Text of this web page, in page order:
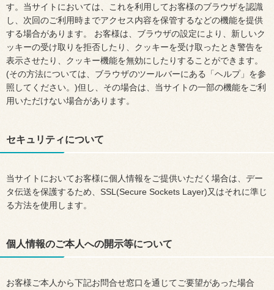
す。当サイトにおいては、これを利用してお客様のブラウザを認識
し、次回のご利用時までアクセス内容を保管するなどの機能を提供
する場合があります。 お客様は、ブラウザの設定により、新しいク
ッキーの受け取りを拒否したり、クッキーを受け取ったとき警告を
表示させたり、クッキー機能を無効にしたりすることができます。
(その方法については、ブラウザのツールバーにある「ヘルプ」を参
照してください。)但し、その場合は、当サイトの一部の機能をご利
用いただけない場合があります。
セキュリティについて
当サイトにおいてお客様に個人情報をご提供いただく場合は、デー
タ伝送を保護するため、SSL(Secure Sockets Layer)又はそれに準じ
る方法を使用します。
個人情報のご本人への開示等について
お客様ご本人から下記お問合せ窓口を通じてご要望があった場合